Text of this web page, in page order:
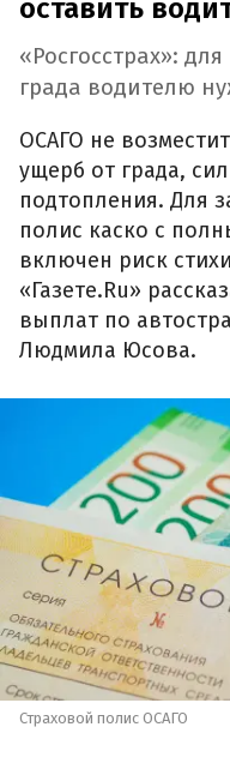
оставить
«Росгосстрах»:
града водителю
ОСАГО не
ущерб от града,
подтопления. Для
полис каско с
включен риск
«Газете.Ru»
выплат по
Людмила Юсова.
Страховой полис ОСАГО